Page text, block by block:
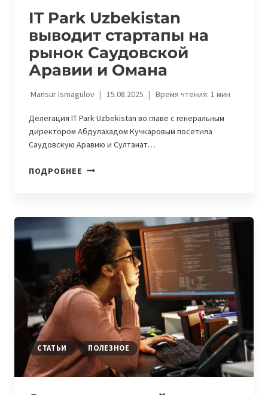
IT Park Uzbekistan
выводит стартапы на
рынок Саудовской
Аравии и Омана
Mansur Ismagulov 15.08.2025 Время чтения: 1мин
Делегация IT Park Uzbekistan во главе с генеральным
директором Абдулахадом Кучкаровым посетила
Саудовскую Аравию и Султанат…
ПОДРОБНЕЕ IT
СТАРТАПЫ
НА
РЫНОК
САУДОВСКОЙ
АРАВИИ
И
ОМАНА
СТАТЬИ ПОЛЕЗНОЕ